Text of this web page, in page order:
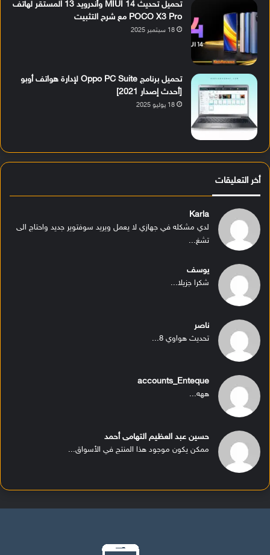
تحميل تحديث MIUI 14 وأندرويد 13 المستقر لهاتف
POCO X3 Pro مع شرح التثبيت
18 سبتمبر 2025
تحميل برنامج Oppo PC Suite لإدارة هواتف أوبو
[أحدث إصدار 2021]
18 يوليو 2025
أخر التعليقات
Karla
لدي مشكله في جهازي لا يعمل ويريد سوفتوير جديد واحتاج الى
تشغ...
يوسف
شكرا جزيلا...
ناصر
تحديث هواوي 8...
accounts_Enteque
ههه...
حسين عبد العظيم التهامى أحمد
ممكن يكون موجود هذا المنتج في الأسواق...